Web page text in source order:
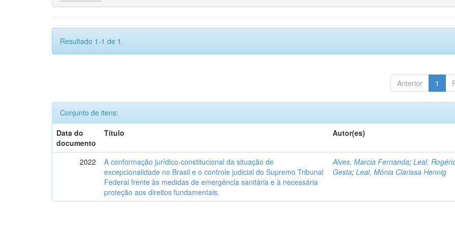
Resultado 1-1 de 1.
Anterior 1
Conjunto de itens:
Data do
documento
Título Autor(es)
2022
A conformação jurídico-constitucional da situação de
excepcionalidade no Brasil e o controle judicial do Supremo Tribunal
Federal frente às medidas de emergência sanitária e à necessária
proteção aos direitos fundamentais.
Alves, Marcia Fernanda;Leal,
Gesta;Leal, Mônia Clarissa Hennig